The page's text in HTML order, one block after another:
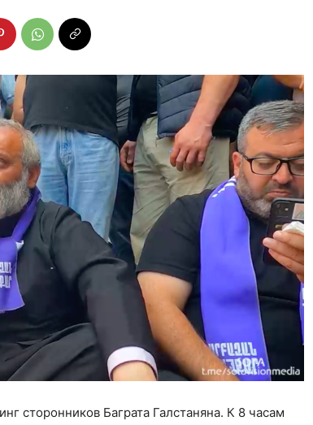
сторонников Баграта Галстаняна. К 8 часам